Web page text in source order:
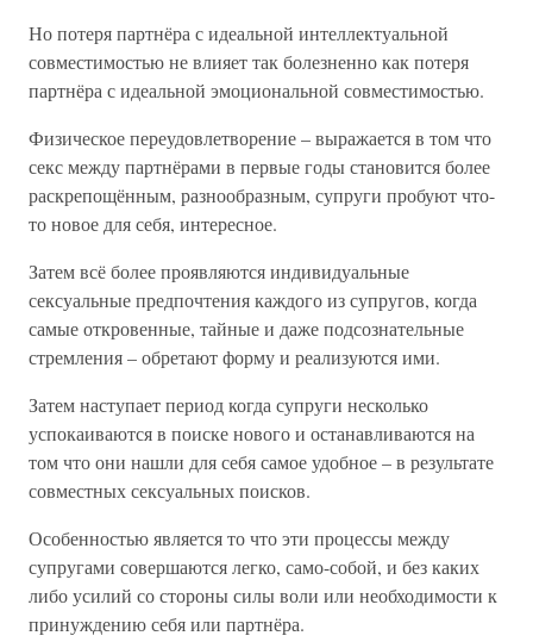
Но потеря партнёра с идеальной интеллектуальной
совместимостью не влияет так болезненно как потеря
партнёра с идеальной эмоциональной совместимостью.
Физическое переудовлетворение – выражается в том что
секс между партнёрами в первые годы становится более
раскрепощённым, разнообразным, супруги пробуют что-
то новое для себя, интересное.
Затем всё более проявляются индивидуальные
сексуальные предпочтения каждого из супругов, когда
самые откровенные, тайные и даже подсознательные
стремления – обретают форму и реализуются ими.
Затем наступает период когда супруги несколько
успокаиваются в поиске нового и останавливаются на
том что они нашли для себя самое удобное – в результате
совместных сексуальных поисков.
Особенностью является то что эти процессы между
супругами совершаются легко, само-собой, и без каких
либо усилий со стороны силы воли или необходимости к
принуждению себя или партнёра.